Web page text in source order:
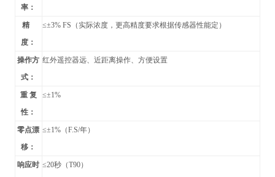
率：
精
度：
≤±3% FS（实际浓度，更高精度要求根据传感器性能定）
操作方
式：
红外遥控器远、近距离操作、方便设置
重 复
性：
≤±1%
零点漂
移：
≤±1%（F.S/年）
响应时 ≤20秒（T90）